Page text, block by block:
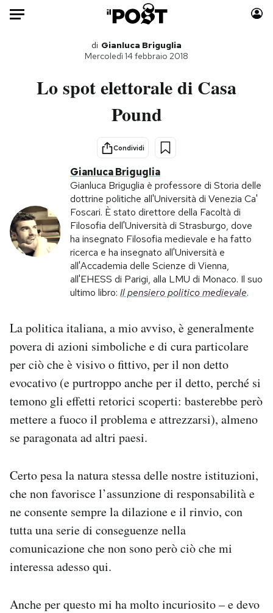
Auto
Cultura
Economia
Sport
Libri
Consumismi
Storie/Idee
Ok Boomer!
Media
Europa
Altrecose
Mondiali calcio 2026
NEWSLETTER
I MIEI PREFERITI
SHOP
AREA PERSONALE
Notifiche mobile
Regala il Post
Esci
di Gianluca Briguglia
Mercoledì 14 febbraio 2018
Lo spot elettorale di Casa
Pound
Condividi
Gianluca Briguglia
Gianluca Briguglia è professore di Storia delle
dottrine politiche all'Università di Venezia Ca'
Foscari. È stato direttore della Facoltà di
Filosofia dell'Università di Strasburgo, dove
ha insegnato Filosofia medievale e ha fatto
ricerca e ha insegnato all'Università e
all'Accademia delle Scienze di Vienna,
all'EHESS di Parigi, alla LMU di Monaco. Il suo
ultimo libro: Il pensiero politico medievale.
La politica italiana, a mio avviso, è generalmente
povera di azioni simboliche e di cura particolare
per ciò che è visivo o fittivo, per il non detto
evocativo (e purtroppo anche per il detto, perché si
temono gli effetti retorici scoperti: basterebbe però
mettere a fuoco il problema e attrezzarsi), almeno
se paragonata ad altri paesi.
Certo pesa la natura stessa delle nostre istituzioni,
che non favorisce l’assunzione di responsabilità e
ne consente sempre la dilazione e il rinvio, con
tutta una serie di conseguenze nella
comunicazione che non sono però ciò che mi
interessa adesso qui.
Anche per questo mi ha molto incuriosito – e devo